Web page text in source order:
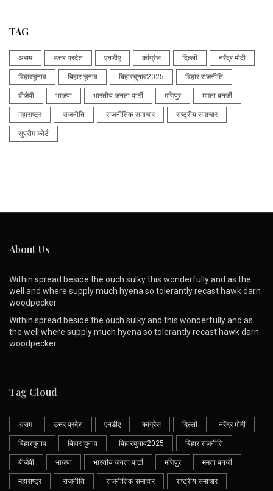
TAG
असम उत्तर प्रदेश एनडीए कांग्रेस दिल्ली नरेंद्र मोदी
बिहारचुनाव बिहार चुनाव बिहारचुनाव2025 बिहार राजनीति
बीजेपी भाजपा भारतीय जनता पार्टी मणिपुर ममता बनर्जी
महाराष्ट्र राजनीति राजनीतिक समाचार राष्ट्रीय समाचार
सुप्रीम कोर्ट
About Us
Within spread beside the ouch sulky this wonderfully and as the
well and where supply much hyena so tolerantly recast hawk darn
woodpecker.
Within spread beside the ouch sulky and this wonderfully and as
the well where supply much hyena so tolerantly recast hawk darn
woodpecker.
Tag Cloud
असम उत्तर प्रदेश एनडीए कांग्रेस दिल्ली नरेंद्र मोदी
बिहारचुनाव बिहार चुनाव बिहारचुनाव2025 बिहार राजनीति
बीजेपी भाजपा भारतीय जनता पार्टी मणिपुर ममता बनर्जी
महाराष्ट्र राजनीति राजनीतिक समाचार राष्ट्रीय समाचार